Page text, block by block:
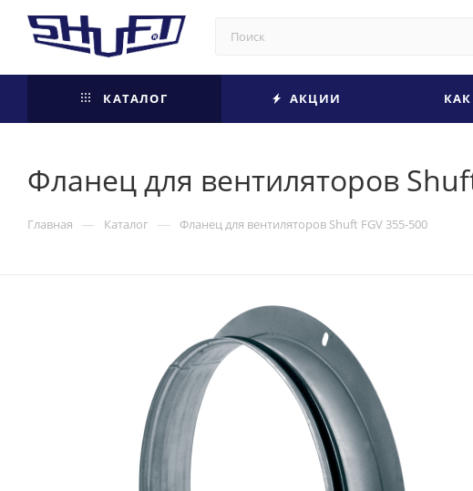
КАТАЛОГ АКЦИИ
Фланец для вентиляторов
Главная — Каталог — Фланец для вентиляторов Shuft FGV 355-500